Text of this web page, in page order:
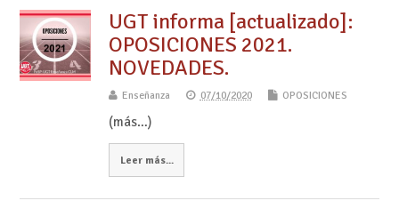
UGT informa [actualizado]:
OPOSICIONES 2021.
NOVEDADES.
Enseñanza 07/10/2020 OPOSICIONES
(más…)
Leer más...